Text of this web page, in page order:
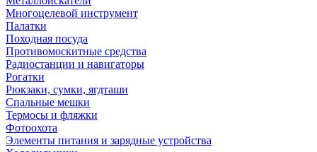
Многоцелевой инструмент
Палатки
Походная посуда
Противомоскитные средства
Радиостанции и навигаторы
Рогатки
Рюкзаки, сумки, ягдташи
Спальные мешки
Термосы и фляжки
Фотоохота
Элементы питания и зарядные устройства